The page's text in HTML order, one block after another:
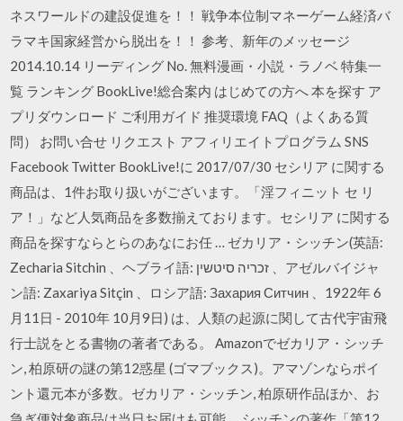
ネスワールドの建設促進を！！ 戦争本位制マネーゲーム経済バ
ラマキ国家経営から脱出を！！ 参考、新年のメッセージ
2014.10.14 リーディング No. 無料漫画・小説・ラノベ 特集一
覧 ランキング BookLive!総合案内 はじめての方へ 本を探す ア
プリダウンロード ご利用ガイド 推奨環境 FAQ（よくある質
問） お問い合せ リクエスト アフィリエイトプログラム SNS
Facebook Twitter BookLive!に 2017/07/30 セシリア に関する
商品は、1件お取り扱いがございます。「淫フィニット セ リ
ア！」など人気商品を多数揃えております。セシリア に関する
商品を探すならとらのあなにお任 … ゼカリア・シッチン(英語:
Zecharia Sitchin 、ヘブライ語: זכריה סיטשין ‎、アゼルバイジャ
ン語: Zaxariya Sitçin 、ロシア語: Захария Ситчин 、1922年 6
月11日 - 2010年 10月9日) は、人類の起源に関して古代宇宙飛
行士説をとる書物の著者である。 Amazonでゼカリア・シッチ
ン, 柏原研の謎の第12惑星 (ゴマブックス)。アマゾンならポイ
ント還元本が多数。ゼカリア・シッチン, 柏原研作品ほか、お